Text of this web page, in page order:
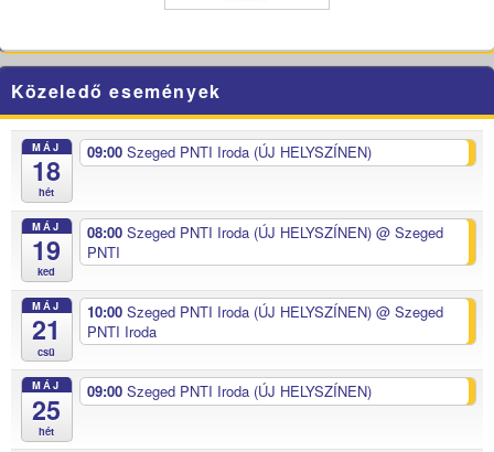
Közeledő események
MÁJ
18
hét
09:00 Szeged PNTI Iroda (ÚJ HELYSZÍNEN)
MÁJ
19
ked
08:00 Szeged PNTI Iroda (ÚJ HELYSZÍNEN) @ Szeged
PNTI
MÁJ
21
csü
10:00 Szeged PNTI Iroda (ÚJ HELYSZÍNEN) @ Szeged
PNTI Iroda
MÁJ
25
hét
09:00 Szeged PNTI Iroda (ÚJ HELYSZÍNEN)